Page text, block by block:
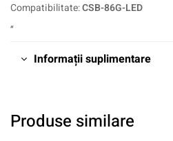
Compatibilitate:CSB-86G-LED
„
Informații suplimentare
Produse similare